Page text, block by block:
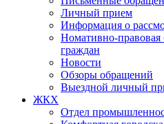
Личный прием
Информация о
Номативно-правовая
граждан
Новости
Обзоры обращений
Выездной личный
ЖКХ
Отдел